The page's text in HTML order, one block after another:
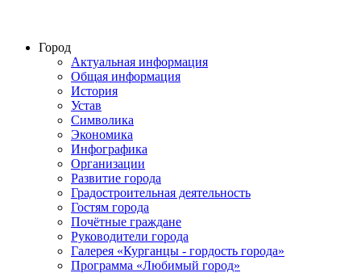
Город
Актуальная информация
Общая информация
История
Устав
Символика
Экономика
Инфографика
Организации
Развитие города
Градостроительная деятельность
Гостям города
Почётные граждане
Руководители города
Галерея «Курганцы - гордость города»
Программа «Любимый город»